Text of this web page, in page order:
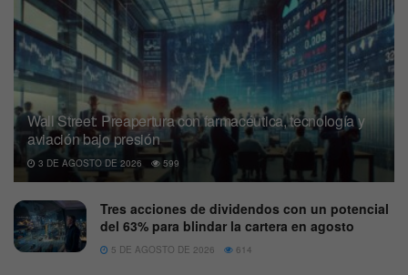
Wall Street: Preapertura con farmacéutica, tecnología y
aviación bajo presión
3 DE AGOSTO DE 2026 599
Tres acciones de dividendos con un potencial
del 63% para blindar la cartera en agosto
5 DE AGOSTO DE 2026 614